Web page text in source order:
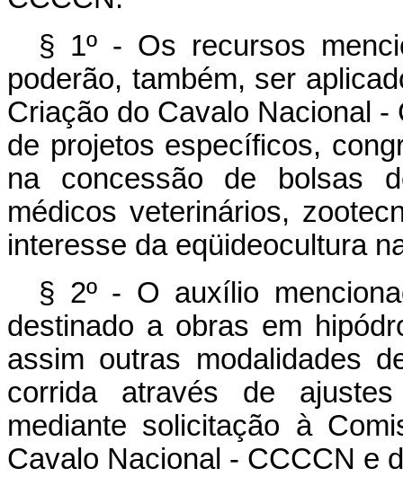
§ 1º - Os recursos
poderão, também, ser
Criação do Cavalo Nacional
de projetos específicos,
na concessão de bolsas
médicos veterinários,
interesse da eqüideocultura
§ 2º - O auxílio
destinado a obras em
assim outras modalidades
corrida através de
mediante solicitação à
Cavalo Nacional - CCCCN e